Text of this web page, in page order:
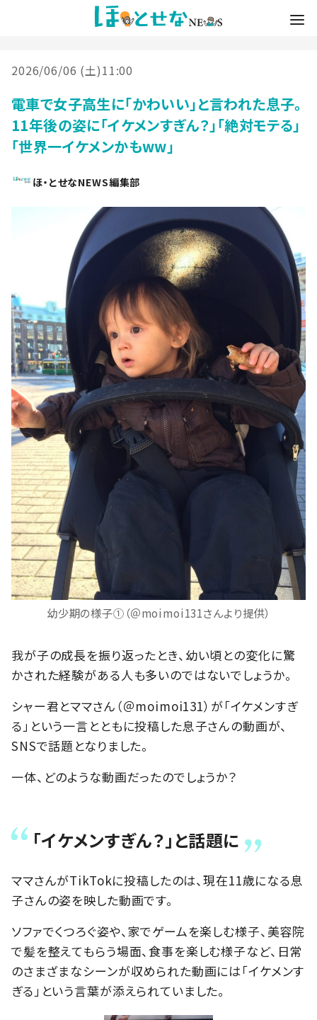
2026/06/06 (土)11:00
電車で女子高生に「かわいい」と言われた息子。
11年後の姿に「イケメンすぎん？」「絶対モテる」
「世界一イケメンかもww」
ほ・とせなNEWS編集部
幼少期の様子①（＠moimoi131さんより提供）
我が子の成長を振り返ったとき、幼い頃との変化に驚
かされた経験がある人も多いのではないでしょうか。
シャー君とママさん（＠moimoi131）が「イケメンすぎ
る」という一言とともに投稿した息子さんの動画が、
SNSで話題となりました。
一体、どのような動画だったのでしょうか？
「イケメンすぎん？」と話題に
ママさんがTikTokに投稿したのは、現在11歳になる息
子さんの姿を映した動画です。
ソファでくつろぐ姿や、家でゲームを楽しむ様子、美容院
で髪を整えてもらう場面、食事を楽しむ様子など、日常
のさまざまなシーンが収められた動画には「イケメンす
ぎる」という言葉が添えられていました。